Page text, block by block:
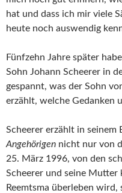
hat und dass ich mir viele
heute noch auswendig
Fünfzehn Jahre später
Sohn Johann Scheerer in
gespannt, was der Sohn
erzählt, welche Gedanken
Scheerer erzählt in seinem
Angehörigen nicht nur von
25. März 1996, von den
Scheerer und seine Mutter
Reemtsma überleben